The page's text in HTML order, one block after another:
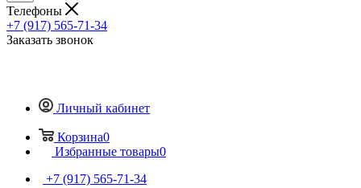
Телефоны
+7 (917) 565-71-34
Заказать звонок
Личный кабинет
Корзина0
Избранные товары0
+7 (917) 565-71-34